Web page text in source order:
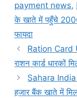
payment news,
के खाते में पहुँचे
फायदा
Ration Card
राशन कार्ड धारकों
Sahara India
हजार बैंक खाते में